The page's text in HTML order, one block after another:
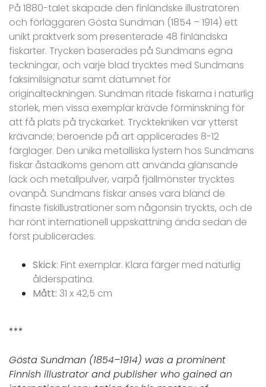
På 1880-talet skapade den finländske illustratören
och förläggaren Gösta Sundman (1854 – 1914) ett
unikt praktverk som presenterade 48 finländska
fiskarter. Trycken baserades på Sundmans egna
teckningar, och varje blad trycktes med Sundmans
faksimilsignatur samt datumnet för
originalteckningen. Sundman ritade fiskarna i naturlig
storlek, men vissa exemplar krävde förminskning för
att få plats på tryckarket. Trycktekniken var ytterst
krävande; beroende på art applicerades 8-12
färglager. Den unika metalliska lystern hos Sundmans
fiskar åstadkoms genom att använda glänsande
lack och metallpulver, varpå fjällmönster trycktes
ovanpå. Sundmans fiskar anses vara bland de
finaste fiskillustrationer som någonsin tryckts, och de
har rönt internationell uppskattning ända sedan de
först publicerades.
Skick: Fint exemplar. Klara färger med naturlig
ålderspatina.
Mått: 31 x 42,5 cm
***
Gösta Sundman (1854–1914) was a prominent
Finnish illustrator and publisher who gained an